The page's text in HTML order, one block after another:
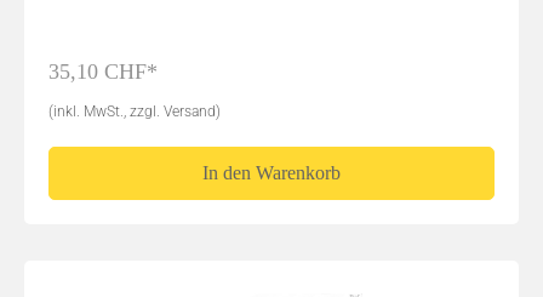
35,10 CHF*
(inkl. MwSt., zzgl. Versand)
In den Warenkorb